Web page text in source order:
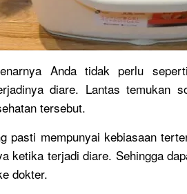
Anda tidak perlu
diare. Lantas temukan
tersebut.
pasti mempunyai kebiasaan
ketika terjadi diare. Sehingga
dokter.